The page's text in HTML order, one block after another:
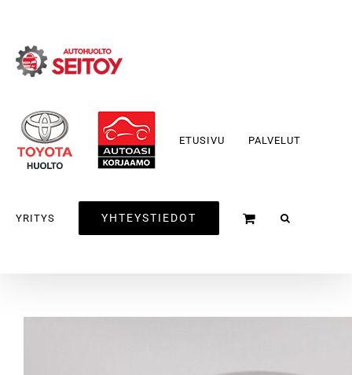
content
ETUSIVU PALVELUT
YRITYS YHTEYSTIEDOT